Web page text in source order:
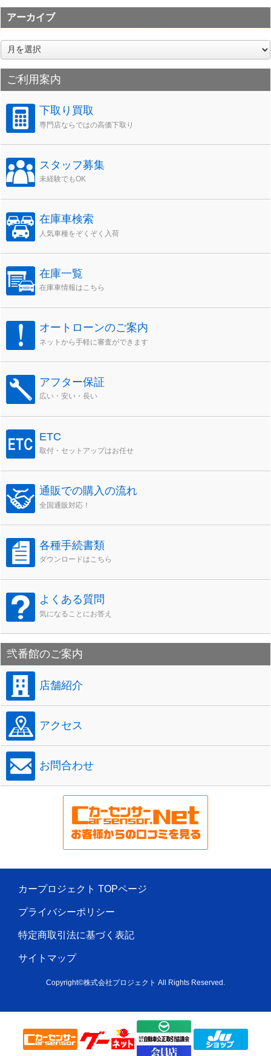
アーカイブ
ア
ー
カ
イ
ブ
ご利用案内
下取り買取
専門店ならではの高価下取り
スタッフ募集
未経験でもOK
在庫車検索
人気車種をぞくぞく入荷
在庫一覧
在庫車情報はこちら
オートローンのご案内
ネットから手軽に審査ができます
アフター保証
広い・安い・長い
ETC
取付・セットアップはお任せ
通販での購入の流れ
全国通販対応！
各種手続書類
ダウンロードはこちら
よくある質問
気になることにお答え
弐番館のご案内
店舗紹介
アクセス
お問合わせ
カープロジェクト TOPページ
プライバシーポリシー
特定商取引法に基づく表記
サイトマップ
Copyright©株式会社プロジェクト All Rights Reserved.